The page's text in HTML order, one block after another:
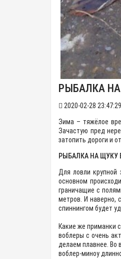
РЫБАЛКА
2020-02-28 23:47:29
Зима – тяжёлое
Зачастую пред
затопить дороги и
РЫБАЛКА НА ЩУКУ
Для ловли крупной
основном
граничащие с
метров. И наверно,
спиннингом будет
Какие же приманки
воблеры с очень
делаем плавнее. Во
воблер-миноу